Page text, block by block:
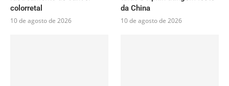
colorretal
10 de agosto de 2026
da China
10 de agosto de 2026